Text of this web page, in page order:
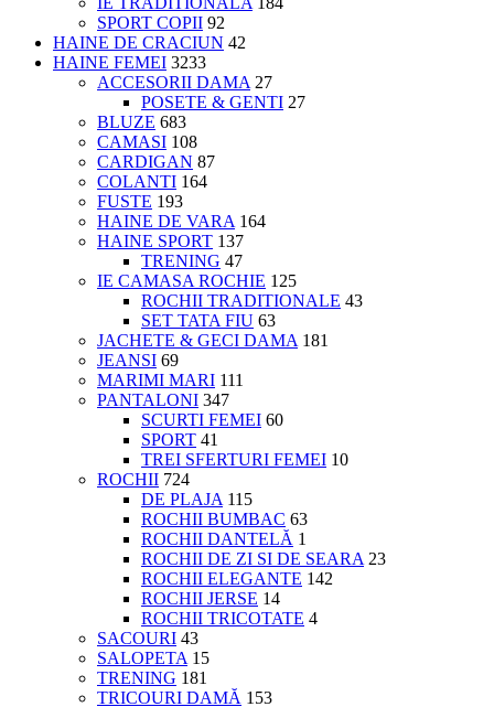
SPORT COPII 92
HAINE DE CRACIUN 42
HAINE FEMEI 3233
ACCESORII DAMA 27
POSETE & GENTI 27
BLUZE 683
CAMASI 108
CARDIGAN 87
COLANTI 164
FUSTE 193
HAINE DE VARA 164
HAINE SPORT 137
TRENING 47
IE CAMASA ROCHIE 125
ROCHII TRADITIONALE 43
SET TATA FIU 63
JACHETE & GECI DAMA 181
JEANSI 69
MARIMI MARI 111
PANTALONI 347
SCURTI FEMEI 60
SPORT 41
TREI SFERTURI FEMEI 10
ROCHII 724
DE PLAJA 115
ROCHII BUMBAC 63
ROCHII DANTELĂ 1
ROCHII DE ZI SI DE SEARA 23
ROCHII ELEGANTE 142
ROCHII JERSE 14
ROCHII TRICOTATE 4
SACOURI 43
SALOPETA 15
TRENING 181
TRICOURI DAMĂ 153